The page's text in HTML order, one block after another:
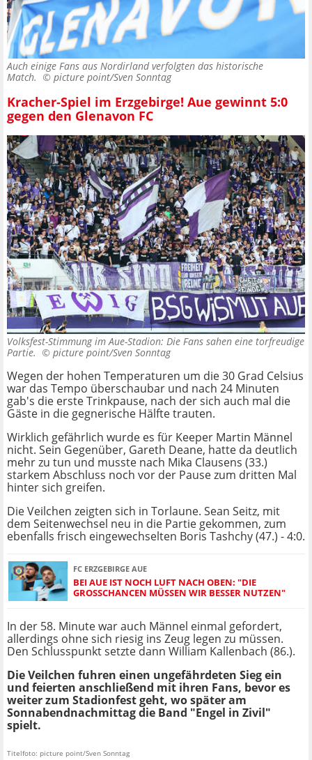
Auch einige Fans aus Nordirland verfolgten das historische
Match. © picture point/Sven Sonntag
Kracher-Spiel im Erzgebirge! Aue gewinnt 5:0
gegen den Glenavon FC
Volksfest-Stimmung im Aue-Stadion: Die Fans sahen eine torfreudige
Partie. © picture point/Sven Sonntag
Wegen der hohen Temperaturen um die 30 Grad Celsius
war das Tempo überschaubar und nach 24 Minuten
gab's die erste Trinkpause, nach der sich auch mal die
Gäste in die gegnerische Hälfte trauten.
Wirklich gefährlich wurde es für Keeper Martin Männel
nicht. Sein Gegenüber, Gareth Deane, hatte da deutlich
mehr zu tun und musste nach Mika Clausens (33.)
starkem Abschluss noch vor der Pause zum dritten Mal
hinter sich greifen.
Die Veilchen zeigten sich in Torlaune. Sean Seitz, mit
dem Seitenwechsel neu in die Partie gekommen, zum
ebenfalls frisch eingewechselten Boris Tashchy (47.) - 4:0.
FC ERZGEBIRGE AUE
BEI AUE IST NOCH LUFT NACH OBEN: "DIE
GROSSCHANCEN MÜSSEN WIR BESSER NUTZEN"
In der 58. Minute war auch Männel einmal gefordert,
allerdings ohne sich riesig ins Zeug legen zu müssen.
Den Schlusspunkt setzte dann William Kallenbach (86.).
Die Veilchen fuhren einen ungefährdeten Sieg ein
und feierten anschließend mit ihren Fans, bevor es
weiter zum Stadionfest geht, wo später am
Sonnabendnachmittag die Band "Engel in Zivil"
spielt.
Titelfoto: picture point/Sven Sonntag